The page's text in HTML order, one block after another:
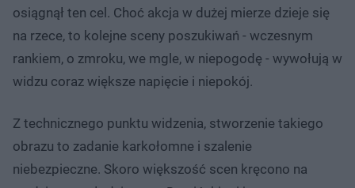
osiągnął ten cel. Choć akcja w dużej mierze dzieje się
na rzece, to kolejne sceny poszukiwań - wczesnym
rankiem, o zmroku, we mgle, w niepogodę - wywołują w
widzu coraz większe napięcie i niepokój.
Z technicznego punktu widzenia, stworzenie takiego
obrazu to zadanie karkołomne i szalenie
niebezpieczne. Skoro większość scen kręcono na